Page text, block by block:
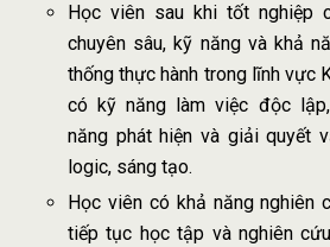
Học viên sau khi tốt nghiệp
chuyên sâu, kỹ năng và khả
thống thực hành trong lĩnh vực
có kỹ năng làm việc độc
năng phát hiện và giải quyết
logic, sáng tạo.
Học viên có khả năng nghiên
tiếp tục học tập và nghiên